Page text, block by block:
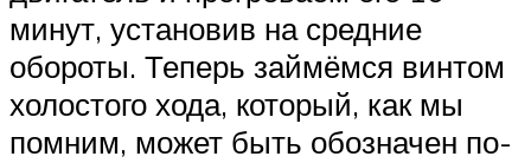
минут, установив на средние
обороты. Теперь займёмся винтом
холостого хода, который, как мы
помним, может быть обозначен по-